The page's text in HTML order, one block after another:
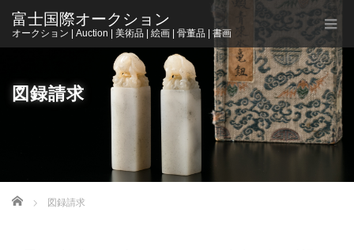
富士国際オークション
オークション | Auction | 美術品 | 絵画 | 骨董品 | 書画
図録請求
Home 図録請求